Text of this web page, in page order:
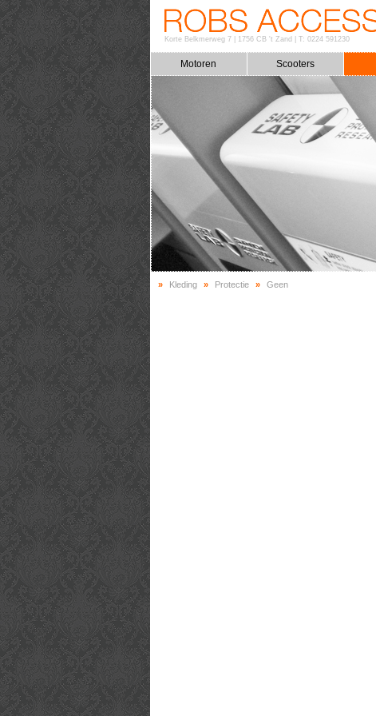
Korte Belkmerweg 7| 1756 CB 't Zand T: 0224 591230
Motoren Scooters
» Kleding » Protectie » Geen